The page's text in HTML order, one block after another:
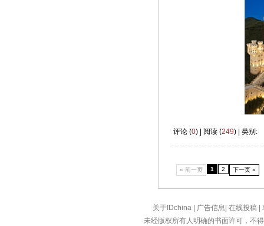
评论 (0) | 阅读 (249) | 类别:
« 前一页 1 2 下一页 »
关于IDchina | 广告信息 | 在线投稿 |
未经版权所有人明确的书面许可，不